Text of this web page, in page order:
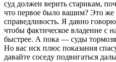
суд должен верить старикам,
что первое было вашим? Это же
справедливость. Я давно
чтобы фактическое владение с
быстрее. А пока — суды
Но вас иск плюс показания
давайте соседу подвигаться